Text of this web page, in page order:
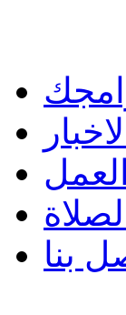
بنا